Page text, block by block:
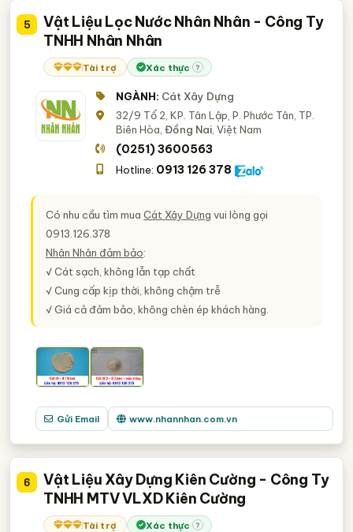
5
Vật Liệu Lọc Nước Nhân Nhân - Công Ty
TNHH Nhân Nhân
Tài trợ Xác thực ?
NGÀNH: Cát Xây Dựng
32/9 Tổ 2, KP. Tân Lập, P. Phước Tân, TP.
Biên Hòa,Đồng Nai , Việt Nam
(0251) 3600563
Hotline: 0913 126 378
Có nhu cầu tìm mua Cát Xây Dựng vui lòng gọi
0913.126.378
Nhân Nhân đảm bảo:
√ Cát sạch, không lẫn tạp chất
√ Cung cấp kịp thời, không chậm trễ
√ Giá cả đảm bảo, không chèn ép khách hàng.
Gửi Email www.nhannhan.com.vn
6
Vật Liệu Xây Dựng Kiên Cường - Công Ty
TNHH MTV VLXD Kiên Cường
Tài trợ Xác thực ?